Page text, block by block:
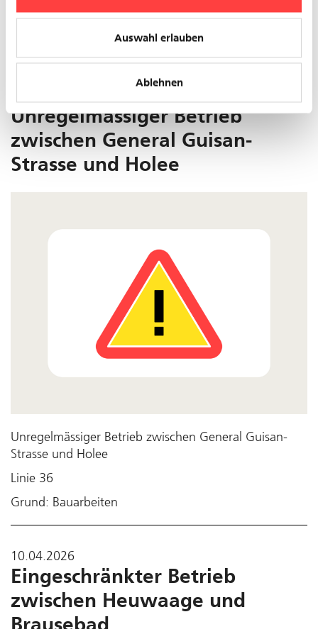
Auswahl erlauben
Ablehnen
Linie 3
Grund: Bauarbeiten
Unregelmässiger Betrieb
zwischen General Guisan-
Strasse und Holee
Unregelmässiger Betrieb zwischen General Guisan-
Strasse und Holee
Linie 36
Grund: Bauarbeiten
10.04.2026
Eingeschränkter Betrieb
zwischen Heuwaage und